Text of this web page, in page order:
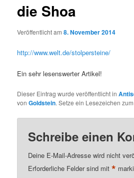
die Shoa
Veröffentlicht am8. November 2014
http://www.welt.de/stolpersteine/
Ein sehr lesenswerter Artikel!
Dieser Eintrag wurde veröffentlicht in
vonGoldstein. Setze ein Lesezeichen zum
Schreibe einen
Deine E-Mail-Adresse wird nicht
Erforderliche Felder sind mit*